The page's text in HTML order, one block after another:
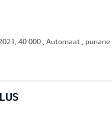
40 000 , Automaat , punane